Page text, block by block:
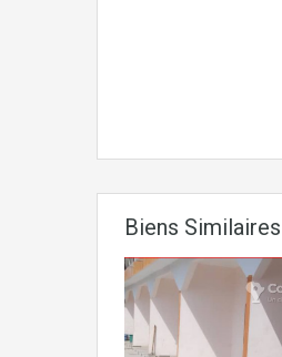
Biens Similaires